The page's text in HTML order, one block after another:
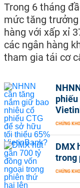
Trong 6 tháng
mức tăng
hàng với xấp xỉ
các ngân hàng
tham gia tái cơ
phiếu
CHỨNG
DMX
trong
CHỨNG